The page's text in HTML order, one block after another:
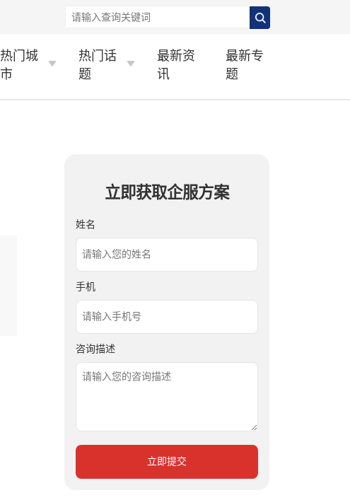
热门城
市
热门话
题
最新资
讯
最新专
题
立即获取企服方案
姓名
手机
咨询描述
立即提交